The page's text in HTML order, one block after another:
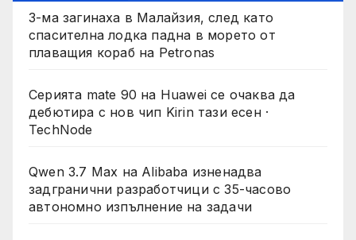
3-ма загинаха в Малайзия, след като
спасителна лодка падна в морето от
плаващия кораб на Petronas
Серията mate 90 на Huawei се очаква да
дебютира с нов чип Kirin тази есен ·
TechNode
Qwen 3.7 Max на Alibaba изненадва
задгранични разработчици с 35-часово
автономно изпълнение на задачи